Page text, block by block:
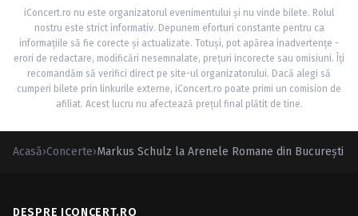
iConcert.ro nu este organizatorul evenimentului și nu vinde bilete. Rolul
nostru este strict informativ. Depunem eforturi constante pentru ca
informațiile să fie corecte și actualizate. Totuși, pot apărea inadvertențe -
erori de redactare, modificări nesemnalate, prețuri incorecte sau omisiuni. Îți
recomandăm să verifici direct pe site-ul organizatorului. Dacă alegi să
cumperi bilete prin linkurile externe, iConcert.ro poate primi un comision de
afiliat. Acest lucru nu afectează prețul final plătit de tine.
Acasă›Concerte›Markus Schulz la Arenele Romane din Bucureşti
DESPRE ICONCERT.RO